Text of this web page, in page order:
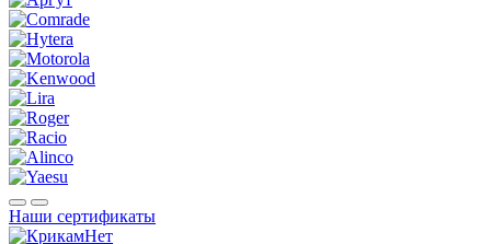
Наши сертификаты